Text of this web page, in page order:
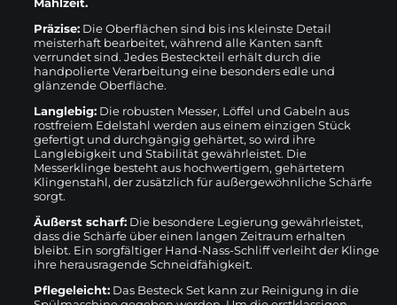
Präzise: Die Oberflächen sind bis ins kleinste Detail
meisterhaft bearbeitet, während alle Kanten sanft
verrundet sind. Jedes Besteckteil erhält durch die
handpolierte Verarbeitung eine besonders edle und
glänzende Oberfläche.
Langlebig: Die robusten Messer, Löffel und Gabeln aus
rostfreiem Edelstahl werden aus einem einzigen Stück
gefertigt und durchgängig gehärtet, so wird ihre
Langlebigkeit und Stabilität gewährleistet. Die
Messerklinge besteht aus hochwertigem, gehärtetem
Klingenstahl, der zusätzlich für außergewöhnliche Schärfe
sorgt.
Äußerst scharf: Die besondere Legierung gewährleistet,
dass die Schärfe über einen langen Zeitraum erhalten
bleibt. Ein sorgfältiger Hand-Nass-Schliff verleiht der Klinge
ihre herausragende Schneidfähigkeit.
Pflegeleicht: Das Besteck Set kann zur Reinigung in die